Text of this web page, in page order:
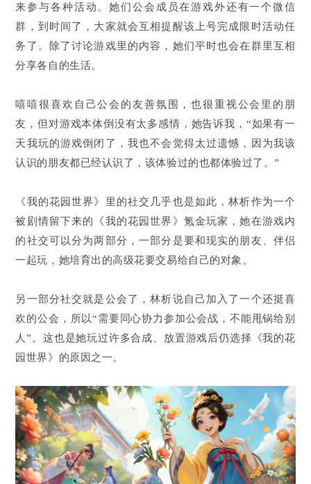
来参与各种活动。她们公会成员在游戏外还有一个微信
群，到时间了，大家就会互相提醒该上号完成限时活动任
务了。除了讨论游戏里的内容，她们平时也会在群里互相
分享各自的生活。
嘻嘻很喜欢自己公会的友善氛围，也很重视公会里的朋
友，但对游戏本体倒没有太多感情，她告诉我，“如果有一
天我玩的游戏倒闭了，我也不会觉得太过遗憾，因为我该
认识的朋友都已经认识了，该体验过的也都体验过了。”
《我的花园世界》里的社交几乎也是如此，林析作为一个
被剧情留下来的《我的花园世界》氪金玩家，她在游戏内
的社交可以分为两部分，一部分是要和现实的朋友、伴侣
一起玩，她培育出的高级花要交易给自己的对象。
另一部分社交就是公会了，林析说自己加入了一个还挺喜
欢的公会，所以“需要同心协力参加公会战，不能甩锅给别
人”。这也是她玩过许多合成、放置游戏后仍选择《我的花
园世界》的原因之一。